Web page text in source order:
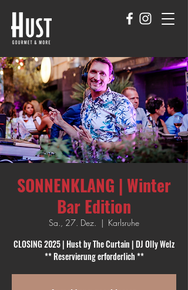
SONNENKLANG | Winter
Bar Edition
Sa., 27. Dez.
  |
Karlsruhe
CLOSING 2025 | Hust by The Curtain | DJ Olly Welz
** Reservierung erforderlich **